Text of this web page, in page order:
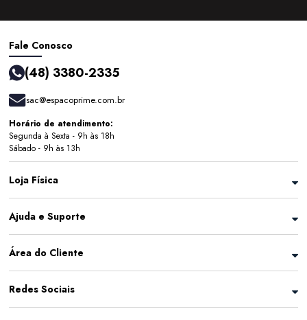
Fale Conosco
(48) 3380-2335
sac@espacoprime.com.br
Horário de atendimento:
Segunda à Sexta - 9h às 18h
Sábado - 9h às 13h
Loja Física
Ajuda e Suporte
Área do Cliente
Redes Sociais